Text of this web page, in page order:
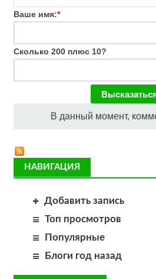
Ваше имя:*
Сколько 200 плюс 10?
В данный момент,
НАВИГАЦИЯ
Добавить запись
Топ просмотров
Популярные
Блоги год назад